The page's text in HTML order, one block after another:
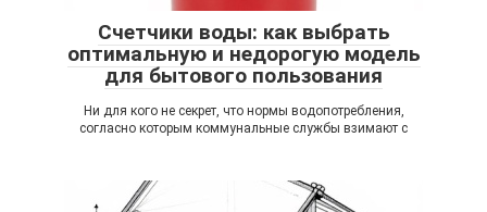
Счетчики воды: как выбрать
оптимальную и недорогую модель
для бытового пользования
Ни для кого не секрет, что нормы водопотребления,
согласно которым коммунальные службы взимают с